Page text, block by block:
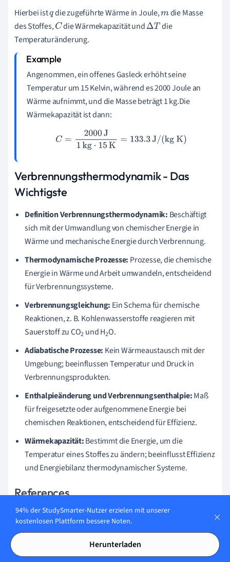
Hierbei istqdie zugeführte Wärme in Joule,mdie Masse
des Stoffes,C die Wärmekapazität undΔT die
Temperaturänderung.
Angenommen, ein offenes Gasleck erhöht seine
Temperatur um 15 Kelvin, während es 2000 Joule an
Wärme aufnimmt, und die Masse beträgt 1 kg.Die
Wärmekapazität ist dann:
C =2000J1kg⋅15 K= 133.3J/(kg K)
Verbrennungsthermodynamik - Das
Wichtigste
Definition Verbrennungsthermodynamik: Beschäftigt
sich mit der Umwandlung von chemischer Energie in
Wärme und mechanische Energie durch Verbrennung.
Thermodynamische Prozesse: Prozesse, die chemische
Energie in Wärme und Arbeit umwandeln, entscheidend
für Verbrennungssysteme.
Verbrennungsgleichung: Ein Schema für chemische
Reaktionen, z. B. Kohlenwasserstoffe reagieren mit
Sauerstoff zu CO2 und H2O.
Adiabatische Prozesse: Kein Wärmeaustausch mit der
Umgebung; beeinflussen Temperatur und Druck in
Verbrennungsprodukten.
Enthalpieänderung und Verbrennungsenthalpie:Maß
für freigesetzte oder aufgenommene Energie bei
chemischen Reaktionen, entscheidend für Effizienz.
Wärmekapazität:Bestimmt die Energie, um die
Temperatur eines Stoffes zu ändern; beeinflusst Effizienz
und Energiebilanz thermodynamischer Systeme.
References
Matthias Herzog, Friedrich K. Roepke (2011). Three-
dimensional hydrodynamic simulations of the
combustion of a neutron star into a quark star. Available
http://arxiv.org/abs/1109.0539v1
94% der StudySmarter-Nutzer erzielen mit unserer
kostenlosen Plattform bessere Noten.
Herunterladen